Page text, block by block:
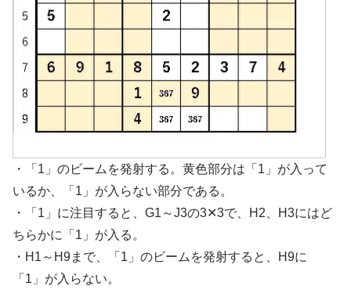
・「1」のビームを発射する。黄色部分は「1」が入って
いるか、「1」が入らない部分である。
・「1」に注目すると、G1～J3の3✕3で、H2、H3にはど
ちらかに「1」が入る。
・H1～H9まで、「1」のビームを発射すると、H9に
「1」が入らない。